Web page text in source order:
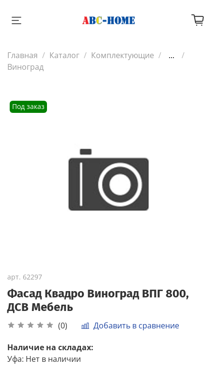
Главная Каталог Комплектующие
...
Виноград
Под заказ
арт. 62297
Фасад Квадро Виноград ВПГ 800,
ДСВ Мебель
(0) Добавить в сравнение
Наличие на складах:
Уфа: Нет в наличии